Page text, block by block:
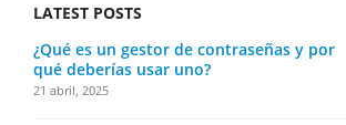
LATEST POSTS
¿Qué es un gestor de contraseñas y por
qué deberías usar uno?
21 abril, 2025